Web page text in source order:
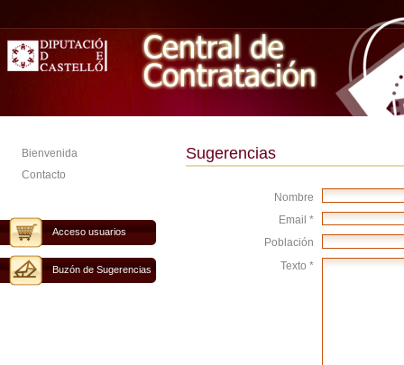
Bienvenida
Contacto
Acceso usuarios
Buzón de Sugerencias
Sugerencias
Nombre
Email *
Población
Texto *